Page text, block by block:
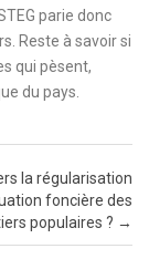
parie donc
Reste à savoir si
qui pèsent,
du pays.
la régularisation
foncière des
populaires ? →